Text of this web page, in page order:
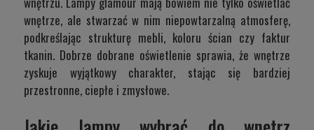
wnętrze, ale stwarzać w nim niepowtarzalną atmosferę,
podkreślając strukturę mebli, koloru ścian czy faktur
tkanin. Dobrze dobrane oświetlenie sprawia, że wnętrze
zyskuje wyjątkowy charakter, stając się bardziej
przestronne, ciepłe i zmysłowe.